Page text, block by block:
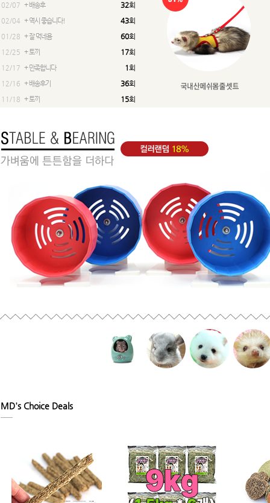
02/07 + 배송후 32회
02/04 + 역시 좋습니다! 43회
01/28 + 잘 먹네욤 60회
12/25 + 토끼 17회
12/17 + 만족합니다 1회
12/16 + 배송후기 36회
11/18 + 토끼 15회
MD's Choice Deals